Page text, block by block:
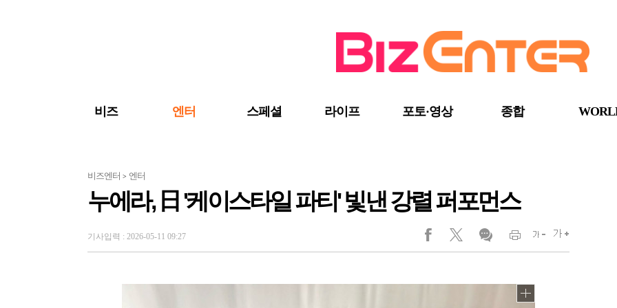
비즈 엔터 스페셜 라이프 포토·영상 종합
비즈엔터 > 엔터
누에라, 日 '케이스타일 파티' 빛낸 강렬 퍼포먼스
기사입력 : 2026-05-11 09:27